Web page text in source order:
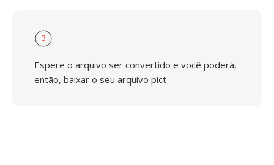
3
Espere o arquivo ser convertido e você poderá,
então, baixar o seu arquivo pict